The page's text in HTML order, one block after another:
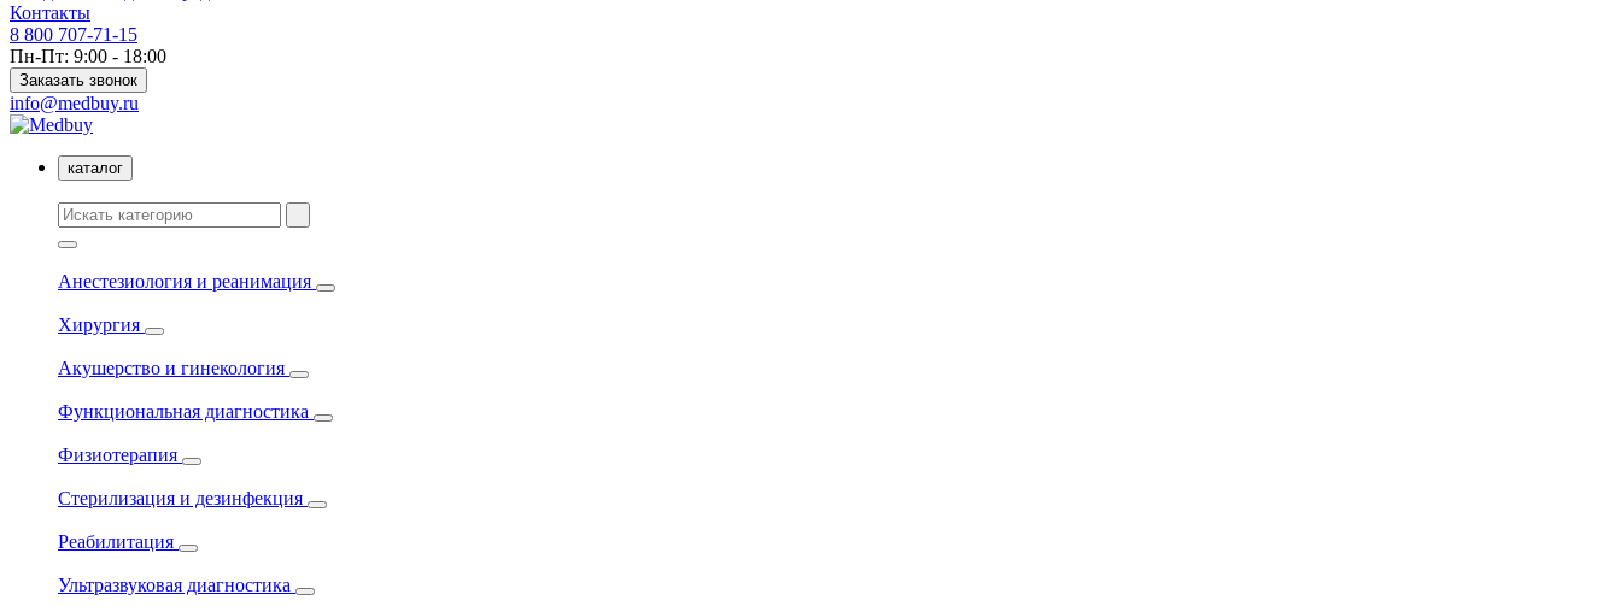
Контакты
8 800 707-71-15
Пн-Пт: 9:00 - 18:00
Заказать звонок
info@medbuy.ru
каталог
Анестезиология и реанимация
Хирургия
Акушерство и гинекология
Функциональная диагностика
Физиотерапия
Стерилизация и дезинфекция
Реабилитация
Ультразвуковая диагностика